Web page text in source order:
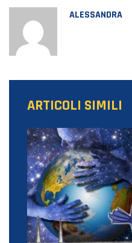
ALESSANDRA
ARTICOLI SIMILI